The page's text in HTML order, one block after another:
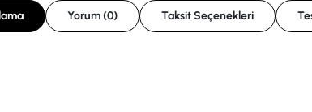
Yorum (0) Taksit Seçenekleri